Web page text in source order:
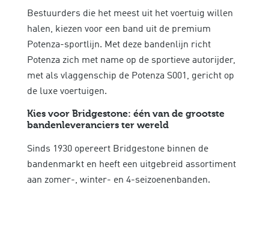
Bestuurders die het meest uit het voertuig willen
halen, kiezen voor een band uit de premium
Potenza-sportlijn. Met deze bandenlijn richt
Potenza zich met name op de sportieve autorijder,
met als vlaggenschip de Potenza S001, gericht op
de luxe voertuigen.
Kies voor Bridgestone: één van de grootste
bandenleveranciers ter wereld
Sinds 1930 opereert Bridgestone binnen de
bandenmarkt en heeft een uitgebreid assortiment
aan zomer-, winter- en 4-seizoenenbanden.